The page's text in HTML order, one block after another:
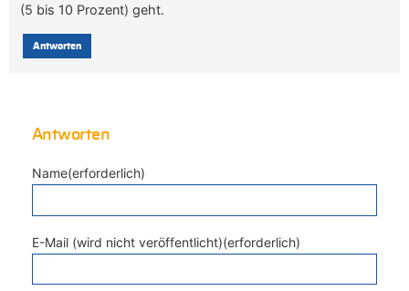
(5 bis 10 Prozent) geht.
Antworten
Antworten
Name(erforderlich)
E-Mail (wird nicht veröffentlicht)(erforderlich)